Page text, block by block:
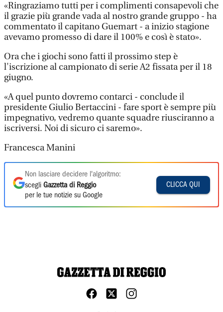
«Ringraziamo tutti per i complimenti consapevoli che
il grazie più grande vada al nostro grande gruppo - ha
commentato il capitano Guemart - a inizio stagione
avevamo promesso di dare il 100% e così è stato».
Ora che i giochi sono fatti il prossimo step è
l'iscrizione al campionato di serie A2 fissata per il 18
giugno.
«A quel punto dovremo contarci - conclude il
presidente Giulio Bertaccini - fare sport è sempre più
impegnativo, vedremo quante squadre riusciranno a
iscriversi. Noi di sicuro ci saremo».
Francesca Manini
Non lasciare decidere l'algoritmo:
scegli Gazzetta di Reggio
per le tue notizie su Google
CLICCA QUI